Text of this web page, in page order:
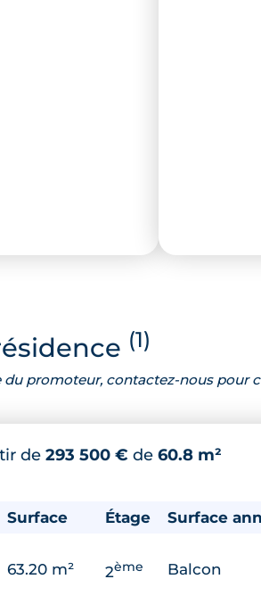
(1)
du promoteur, contactez-nous pour
de 293 500 € de 60.8 m²
Surface Étage Surface
63.20 m² 2ème Balcon